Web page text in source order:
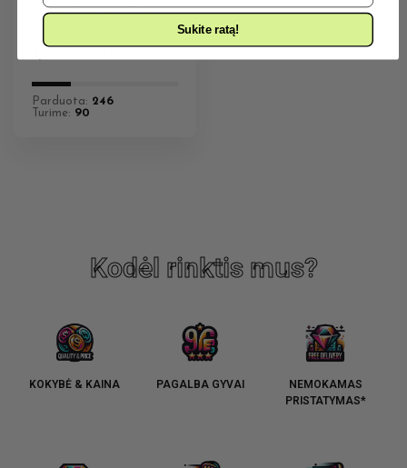
Water Blue 10ml Tribal
Parduota: 246
Turime: 90
Kodėl rinktis mus?
KOKYBĖ & KAINA PAGALBA GYVAI
NEMOKAMAS
PRISTATYMAS*
Sukite ratą!